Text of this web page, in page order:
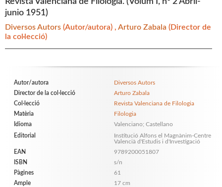
junio 1951)
Diversos Autors (Autor/autora) , Arturo Zabala (Director de
la col·lecció)
Autor/autora
Diversos Autors
Director de la col·lecció
Arturo Zabala
Col·lecció
Revista Valenciana de Filologia
Matèria
Filologia
Idioma
Valenciano; Castellano
Editorial
Institució Alfons el Magnànim-Centre
Valencià d'Estudis i d'Investigació
EAN
9789200051807
ISBN
s/n
Pàgines
61
Ample
17 cm